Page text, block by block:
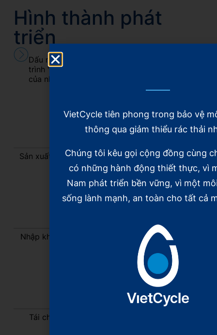
Hình thành phát
triển
Dấu mốc đáng nhớ trên hành
trình "Kiến tạo sự sống mới
của nhựa"
Sản xuất sợi hoá học Polyester từ chai nhựa PET
đã qua sử dụng.
Nhập khẩu, tái chế nguyên liệu vảy nhựa PET và
Tái chế nhựa PE/PP thành hạt nhựa tái sinh.
VietCycle tiên phong trong bảo vệ
thông qua giảm thiểu rác thải
Chúng tôi kêu gọi cộng đồng cùng
có những hành động thiết thực, vì
Nam phát triển bền vững, vì một
sống lành mạnh, an toàn cho tất cả